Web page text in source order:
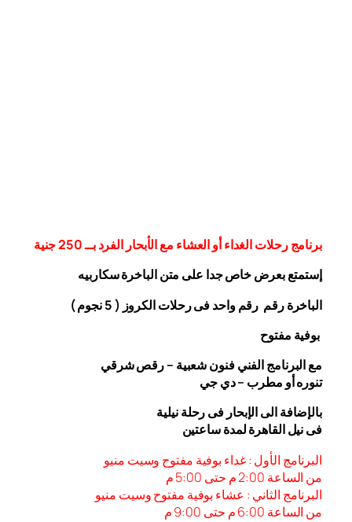
برنامج رحلات الغداء أو العشاء مع الأبحار الفرد بــ 250 جنية
إستمتع بعرض خاص جدا على متن الباخرةسكاربيه
الباخرة رقم رقم واحد فى رحلات الكروز ( 5 نجوم )
بوفية مفتوح
مع البرنامج الفني فنون شعبية – رقص شرقي
تنوره أو مطرب – دي جي
بالإضافة الى الإبحار فى رحلة نيلية
فى نيل القاهرة لمدة ساعتين
البرنامج الأول : غداء بوفية مفتوح وسيت منيو
من الساعة 2:00 م حتى 5:00 م
البرنامج الثاني : عشاء بوفية مفتوح وسيت منيو
من الساعة 6:00 م حتى 9:00 م